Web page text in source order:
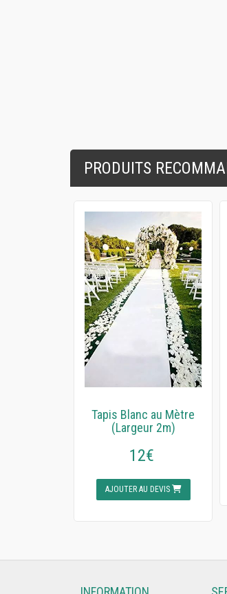
PRODUITS
Tapis Blanc au Mètre
(Largeur 2m)
12€
AJOUTER AU DEVIS